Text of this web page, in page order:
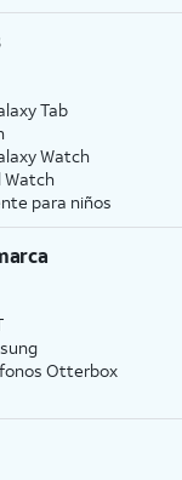
Tab
Watch
Watch
para niños
Otterbox